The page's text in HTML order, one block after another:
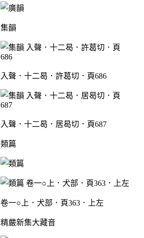
集韻
入聲．十二曷．許葛切．頁686
入聲．十二曷．居曷切．頁687
類篇
卷一○上．犬部．頁363．上左
精嚴新集大藏音